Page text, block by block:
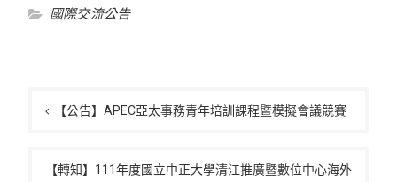
國際交流公告
章
【公告】APEC亞太事務青年培訓課程暨模擬會議競賽
【轉知】111年度國立中正大學清江推廣暨數位中心海外